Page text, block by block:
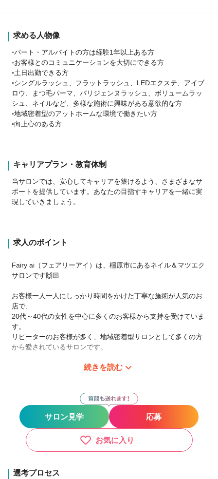
求める人物像
◦パート・アルバイトの方は経験1年以上ある方
◦お客様とのコミュニケーションを大切にできる方
◦土日出勤できる方
◦シングルラッシュ、フラットラッシュ、LEDエクステ、アイブ
ロウ、まつ毛パーマ、パリジェンヌラッシュ、ボリュームラッ
シュ、ネイルなど、多様な施術に興味がある意欲的な方
◦地域密着型のアットホームな環境で働きたい方
◦向上心のある方
キャリアプラン・教育体制
当サロンでは、安心してキャリアを築けるよう、さまざまなサ
ポートを提供しています。あなたの目指すキャリアを一緒に実
現していきましょう。
求人のポイント
Fairy ai（フェアリーアイ）は、橿原市にあるネイル＆マツエク
サロンです🙌🏻
お客様一人一人にしっかり時間をかけた丁寧な施術が人気のお
店で、
20代～40代の女性を中心に多くのお客様から支持を受けていま
す。
リピーターのお客様が多く、地域密着型サロンとして多くの方
から愛されているサロンです。
当サロンは、女性の働きやすい職場を目指しています。
頼れる優しい先輩が沢山います。
また、未経験からのスタートのスタッフも第一線で活躍してい
ます。
美容師免許を持っていてアイデザイナーになりたい方、美容師
からアイデザイナーに転身したい方、一からアイラッシュ・ネ
提供したいのは、確かな技術からなる価値あるサービスです。
続きを読む
サロン見学 応募
お気に入り
選考プロセス